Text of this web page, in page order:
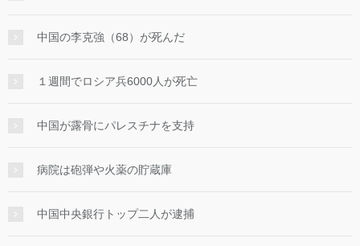
中国の李克強（68）が死んだ
１週間でロシア兵6000人が死亡
中国が露骨にパレスチナを支持
病院は砲弾や火薬の貯蔵庫
中国中央銀行トップ二人が逮捕